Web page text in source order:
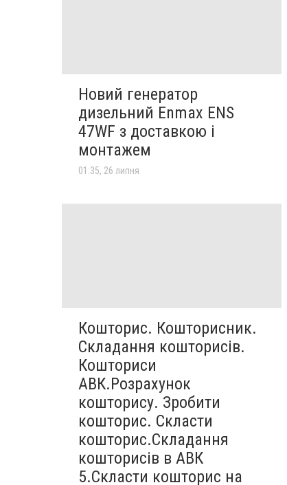
Новий генератор
дизельний Enmax ENS
47WF з доставкою і
монтажем
01:35, 26 липня
Кошторис. Кошторисник.
Складання кошторисів.
Кошториси
АВК.Розрахунок
кошторису. Зробити
кошторис. Скласти
кошторис.Складання
кошторисів в АВК
5.Скласти кошторис на